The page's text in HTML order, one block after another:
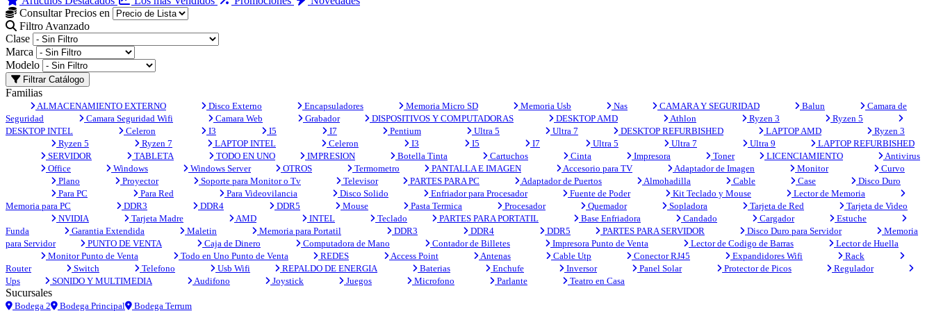
Consultar Precios en
Filtro Avanzado
Clase
Marca
Modelo
Filtrar Catálogo
Familias
ALMACENAMIENTO EXTERNO Disco Externo Encapsuladores Memoria Micro SD Memoria Usb Nas CAMARA Y SEGURIDAD Balun
Camara de
Seguridad
Camara Seguridad Wifi Camara Web Grabador DISPOSITIVOS Y COMPUTADORAS DESKTOP AMD Athlon Ryzen 3
Ryzen 5
DESKTOP INTEL
Celeron I3 I5 I7 Pentium Ultra 5 Ultra 7 DESKTOP REFURBISHED LAPTOP AMD
Ryzen 3
Ryzen 5
Ryzen 7 LAPTOP INTEL Celeron I3 I5 I7 Ultra 5 Ultra 7 Ultra 9
LAPTOP REFURBISHED
SERVIDOR
TABLETA TODO EN UNO IMPRESION Botella Tinta Cartuchos Cinta Impresora Toner LICENCIAMIENTO
Antivirus
Office
Windows Windows Server OTROS Termometro PANTALLA E IMAGEN Accesorio para TV Adaptador de Imagen Monitor
Curvo
Plano
Proyector Soporte para Monitor o Tv Televisor PARTES PARA PC Adaptador de Puertos Almohadilla Cable Case
Disco Duro
Para PC
Para Red Para Videovilancia Disco Solido Enfriador para Procesador Fuente de Poder Kit Teclado y Mouse
Lector de Memoria
Memoria para PC
DDR3 DDR4 DDR5 Mouse Pasta Termica Procesador Quemador Sopladora Tarjeta de Red
Tarjeta de Video
NVIDIA
Tarjeta Madre AMD INTEL Teclado PARTES PARA PORTATIL Base Enfriadora Candado Cargador
Estuche
Funda
Garantia Extendida Maletin Memoria para Portatil DDR3 DDR4 DDR5 PARTES PARA SERVIDOR Disco Duro para Servidor
Memoria
para Servidor
PUNTO DE VENTA Caja de Dinero Computadora de Mano Contador de Billetes Impresora Punto de Venta Lector de Codigo de Barras
Lector de Huella
Monitor Punto de Venta
Todo en Uno Punto de Venta REDES Access Point Antenas Cable Utp Conector RJ45 Expandidores Wifi
Rack
Router
Switch Telefono Usb Wifi REPALDO DE ENERGIA Baterias Enchufe Inversor Panel Solar Protector de Picos
Regulador
Ups
SONIDO Y MULTIMEDIA Audifono Joystick Juegos Microfono Parlante Teatro en Casa
Sucursales
Bodega 2 Bodega Principal Bodega Terrum